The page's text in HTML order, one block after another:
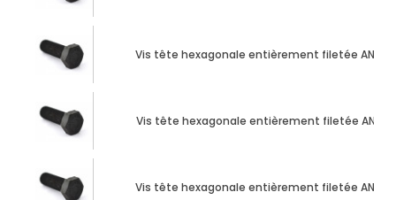
Vis tête hexagonale entièrement filetée ANSI
Vis tête hexagonale entièrement filetée ANSI
Vis tête hexagonale entièrement filetée ANSI